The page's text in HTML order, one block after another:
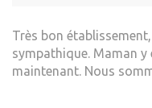
Très bon
sympathique. Maman y
maintenant. Nous